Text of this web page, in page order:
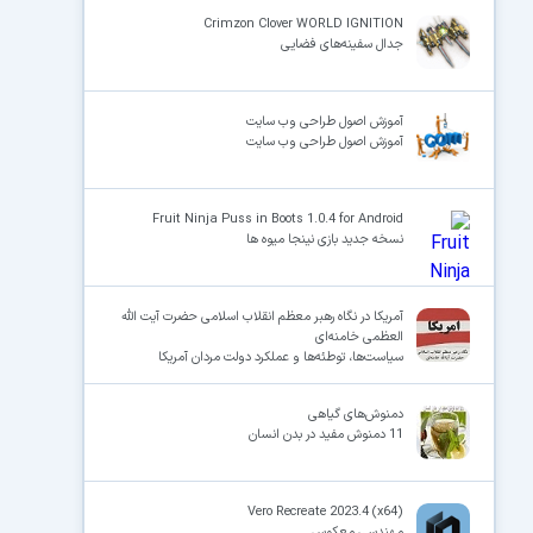
Crimzon Clover WORLD IGNITION
جدال سفینه‌های فضایی
آموزش اصول طراحی وب سایت
آموزش اصول طراحی وب سایت
Fruit Ninja Puss in Boots 1.0.4 for Android
نسخه جدید بازی نینجا میوه ها
آمریکا در نگاه رهبر معظم انقلاب اسلامی حضرت آیت الله
العظمی خامنه‌ای
سیاست‌ها، توطئه‌ها و عملکرد دولت ‌مردان آمریکا
دمنوش‌های گیاهی
11 دمنوش مفید در بدن انسان
Vero Recreate 2023.4 (x64)